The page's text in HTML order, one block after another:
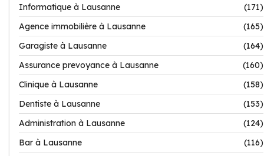
Informatique à Lausanne
(171)
Agence immobilière à Lausanne
(165)
Garagiste à Lausanne
(164)
Assurance prevoyance à Lausanne
(160)
Clinique à Lausanne
(158)
Dentiste à Lausanne
(153)
Administration à Lausanne
(124)
Bar à Lausanne
(116)